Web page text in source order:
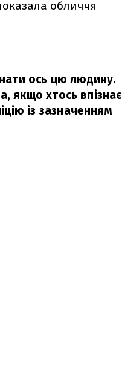
обличчя
ось цю людину.
якщо хтось впізнає
із зазначенням